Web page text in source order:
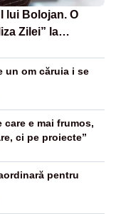
lui Bolojan. O
Zilei” la
un om căruia i se
care e mai frumos,
ci pe proiecte”
pentru